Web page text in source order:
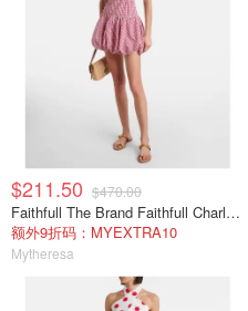
$211.50 $470.00
Faithfull The Brand Faithfull Charlene 格纹棉质迷你连衣裙
额外9折码：MYEXTRA10
Mytheresa